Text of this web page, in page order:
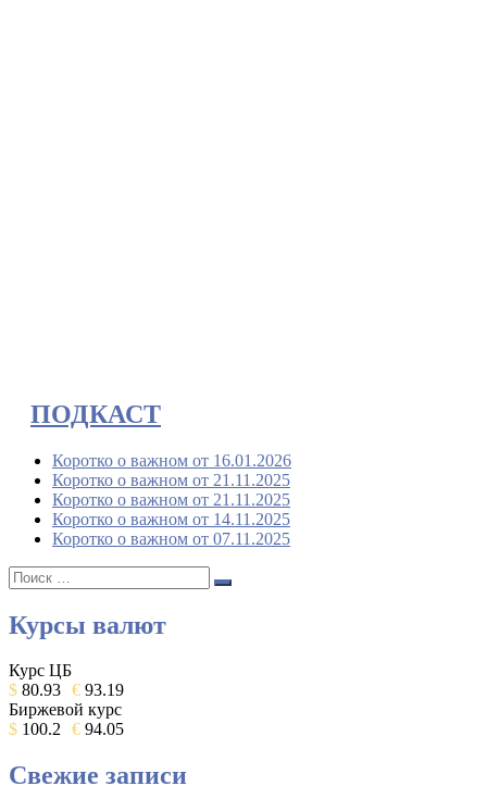
ПОДКАСТ
Коротко о важном от 16.01.2026
Коротко о важном от 21.11.2025
Коротко о важном от 21.11.2025
Коротко о важном от 14.11.2025
Коротко о важном от 07.11.2025
Поиск:
Поиск
Курсы валют
Курс ЦБ
$ 80.93 € 93.19
Биржевой курс
$ 100.2 € 94.05
Свежие записи